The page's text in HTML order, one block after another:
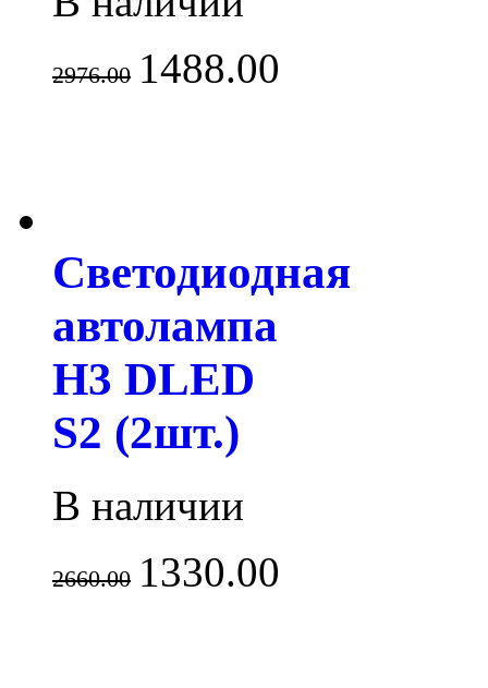
2976.00 1488.00
Светодиодная
автолампа
H3 DLED
S2 (2шт.)
В наличии
2660.00 1330.00